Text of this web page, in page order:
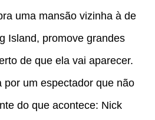
uma mansão vizinha à de
Island, promove grandes
de que ela vai aparecer.
por um espectador que não
do que acontece: Nick